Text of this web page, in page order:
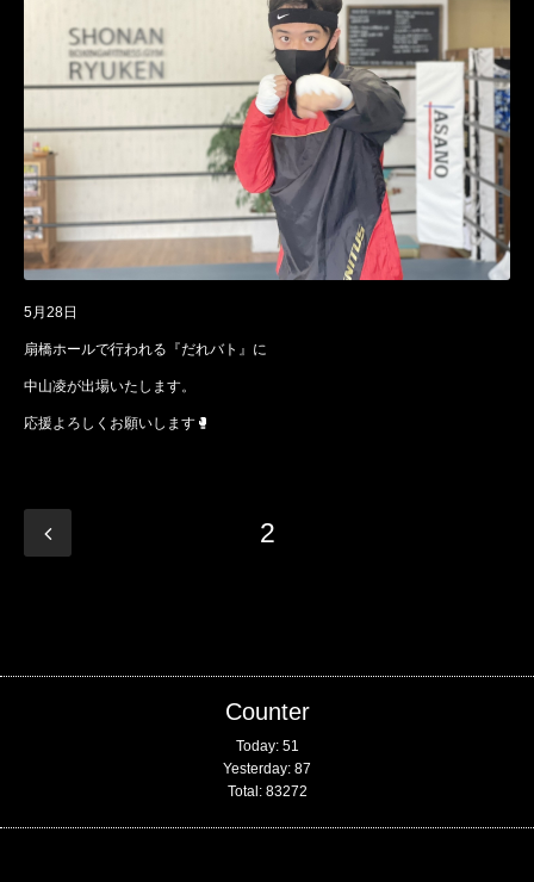
5月28日
扇橋ホールで行われる『だれバト』に
中山凌が出場いたします。
応援よろしくお願いします🥊
2
Counter
Today: 51
Yesterday: 87
Total: 83272